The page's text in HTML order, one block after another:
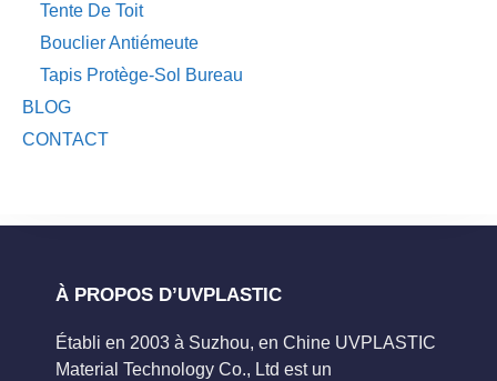
Tente De Toit
Bouclier Antiémeute
Tapis Protège-Sol Bureau
BLOG
CONTACT
À PROPOS D’UVPLASTIC
Établi en 2003 à Suzhou, en Chine UVPLASTIC
Material Technology Co., Ltd est un